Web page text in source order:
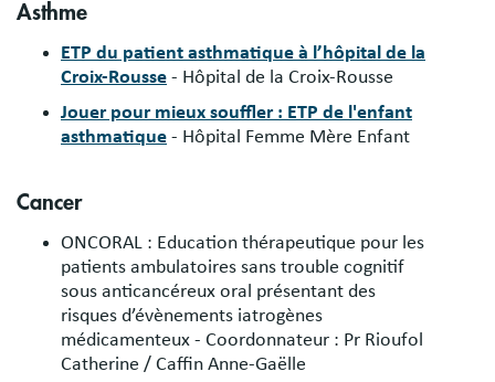
Asthme
ETP du patient asthmatique à l’hôpital de la
Croix-Rousse - Hôpital de la Croix-Rousse
Jouer pour mieux souffler : ETP de l'enfant
asthmatique - Hôpital Femme Mère Enfant
Cancer
ONCORAL : Education thérapeutique pour les
patients ambulatoires sans trouble cognitif
sous anticancéreux oral présentant des
risques d’évènements iatrogènes
médicamenteux - Coordonnateur : Pr Rioufol
Catherine / Caffin Anne-Gaëlle